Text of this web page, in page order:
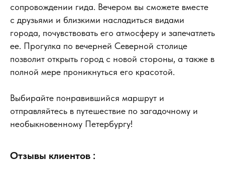
сопровождении гида. Вечером вы сможете вместе
с друзьями и близкими насладиться видами
города, почувствовать его атмосферу и запечатлеть
ее. Прогулка по вечерней Северной столице
позволит открыть город с новой стороны, а также в
полной мере проникнуться его красотой.
Выбирайте понравившийся маршрут и
отправляйтесь в путешествие по загадочному и
необыкновенному Петербургу!
Отзывы клиентов :